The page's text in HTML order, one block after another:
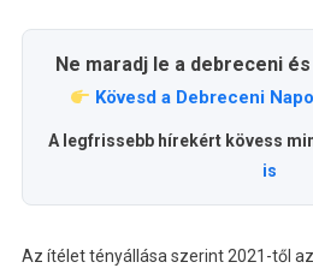
Ne maradj le a debreceni
Kövesd a Debreceni
A legfrissebb hírekért kövess
is
Az ítélet tényállása szerint 2021-től